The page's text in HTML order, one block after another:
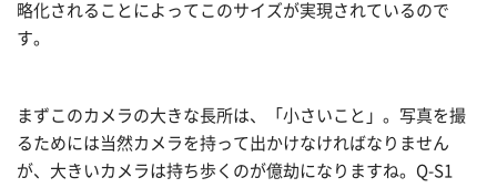
略化されることによってこのサイズが実現されているので
す。
まずこのカメラの大きな長所は、「小さいこと」。写真を撮
るためには当然カメラを持って出かけなければなりません
が、大きいカメラは持ち歩くのが億劫になりますね。Q-S1